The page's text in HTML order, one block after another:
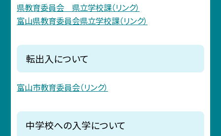
県教育委員会 県立学校課（リンク）
富山県教育委員会県立学校課（リンク）
転出入について
富山市教育委員会（リンク）
中学校への入学について